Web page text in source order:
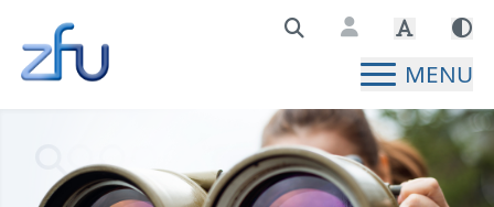
Zentralstelle für Fernunterricht Hauptseite
MENU